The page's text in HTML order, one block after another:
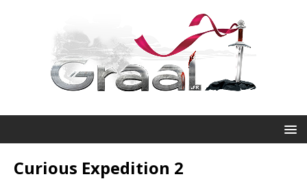
Curious Expedition 2